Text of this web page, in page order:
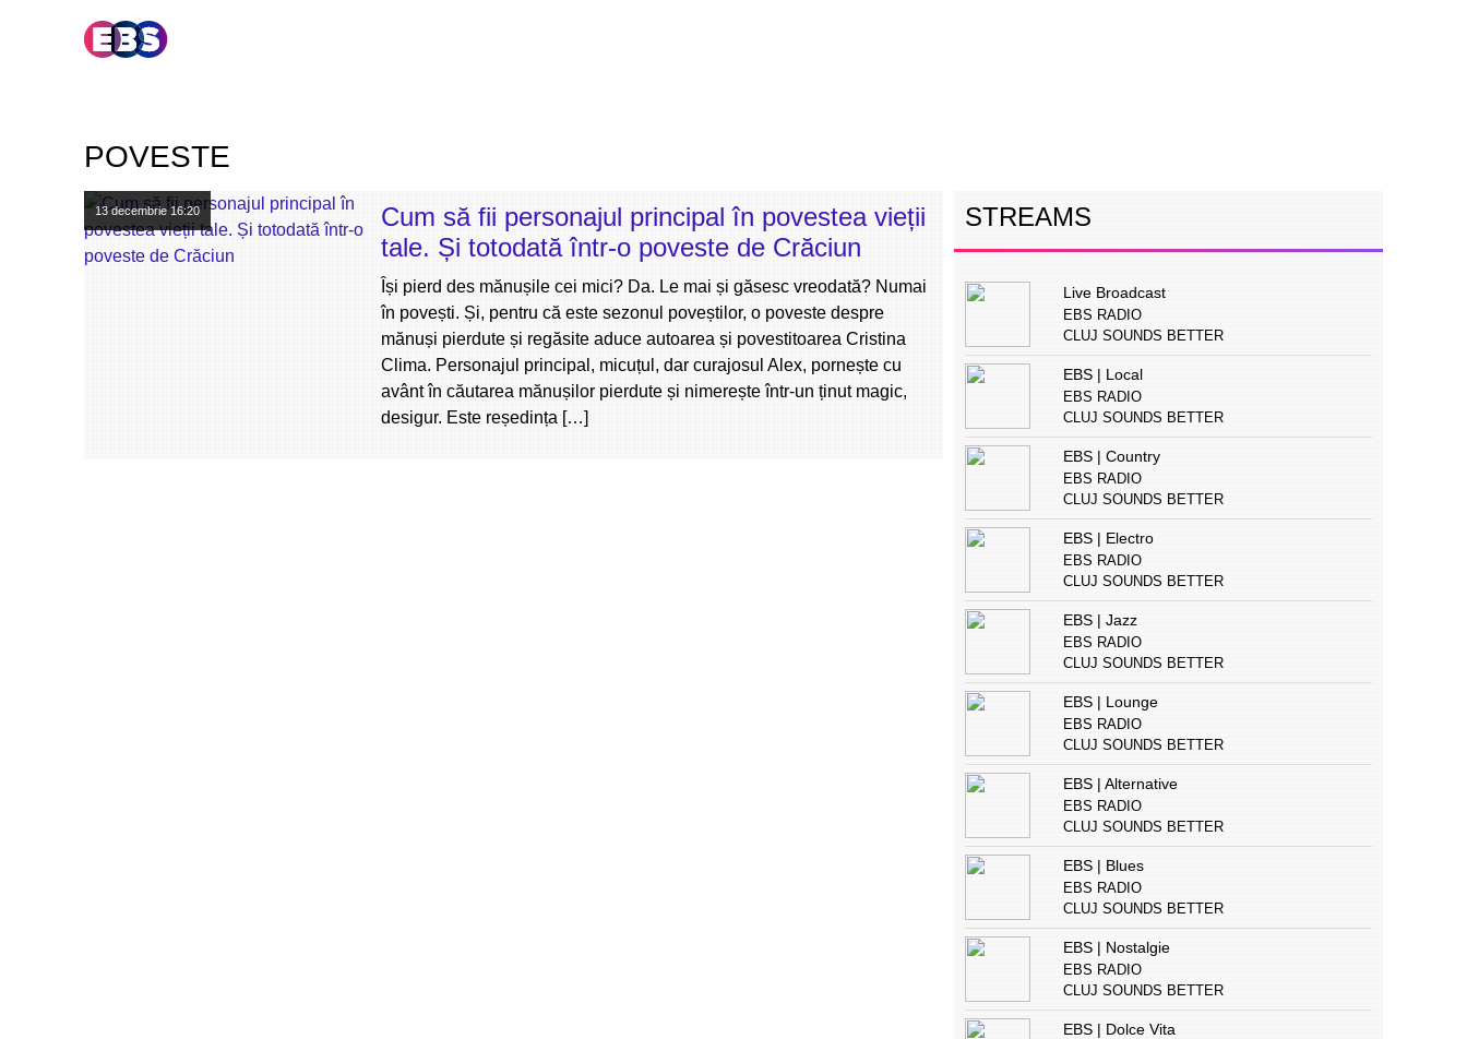
POVESTE
13 decembrie16:20
Cum să fii personajul principal în povestea vieții
tale. Și totodată într-o poveste de Crăciun
Își pierd des mănușile cei mici? Da. Le mai și găsesc vreodată? Numai
în povești. Și, pentru că este sezonul poveștilor, o poveste despre
mănuși pierdute și regăsite aduce autoarea și povestitoarea Cristina
Clima. Personajul principal, micuțul, dar curajosul Alex, pornește cu
avânt în căutarea mănușilor pierdute și nimerește într-un ținut magic,
desigur. Este reședința […]
STREAMS
Live Broadcast
EBS RADIO
CLUJ SOUNDS BETTER
EBS | Local
EBS RADIO
CLUJ SOUNDS BETTER
EBS | Country
EBS RADIO
CLUJ SOUNDS BETTER
EBS | Electro
EBS RADIO
CLUJ SOUNDS BETTER
EBS | Jazz
EBS RADIO
CLUJ SOUNDS BETTER
EBS | Lounge
EBS RADIO
CLUJ SOUNDS BETTER
EBS | Alternative
EBS RADIO
CLUJ SOUNDS BETTER
EBS | Blues
EBS RADIO
CLUJ SOUNDS BETTER
EBS | Nostalgie
EBS RADIO
CLUJ SOUNDS BETTER
EBS | Dolce Vita